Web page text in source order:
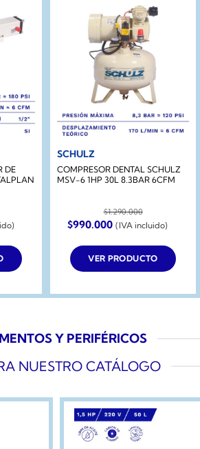
DE
SCHULZ
COMPRESOR DENTAL SCHULZ
MSV-6 1HP 30L 8.3BAR 6CFM
$1.290.000
El
precio
original
era:
$1.290.000.
$990.000El
precio
actual
es:
$990.000.
(IVA incluido)
VER PRODUCTO
Y PERIFÉRICOS
NUESTRO CATÁLOGO